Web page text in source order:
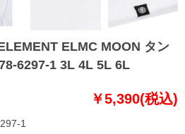
ELMC MOON タン
6297-1 3L 4L 5L 6L
￥5,390(税込)
1